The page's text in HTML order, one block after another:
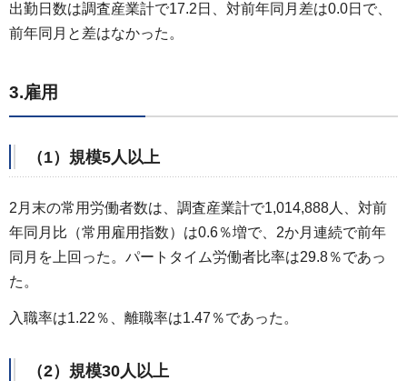
出勤日数は調査産業計で17.2日、対前年同月差は0.0日で、
前年同月と差はなかった。
3.雇用
（1）規模5人以上
2月末の常用労働者数は、調査産業計で1,014,888人、対前
年同月比（常用雇用指数）は0.6％増で、2か月連続で前年
同月を上回った。パートタイム労働者比率は29.8％であっ
た。
入職率は1.22％、離職率は1.47％であった。
（2）規模30人以上